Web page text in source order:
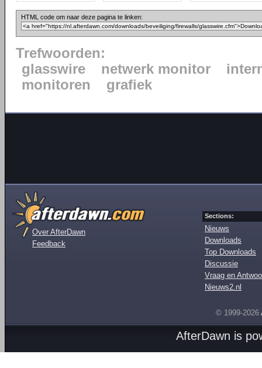
HTML code om naar deze pagina te linken:
Trefwoorden:
glasswire
netwerk monitor
monitoren
grafiek
Over AfterDawn
Feedback
Sections:
Nieuws
Downloads
Top Downloads
Discussie
Vraag en
Nieuws2.nl
© 1999-2026
AfterDawn is